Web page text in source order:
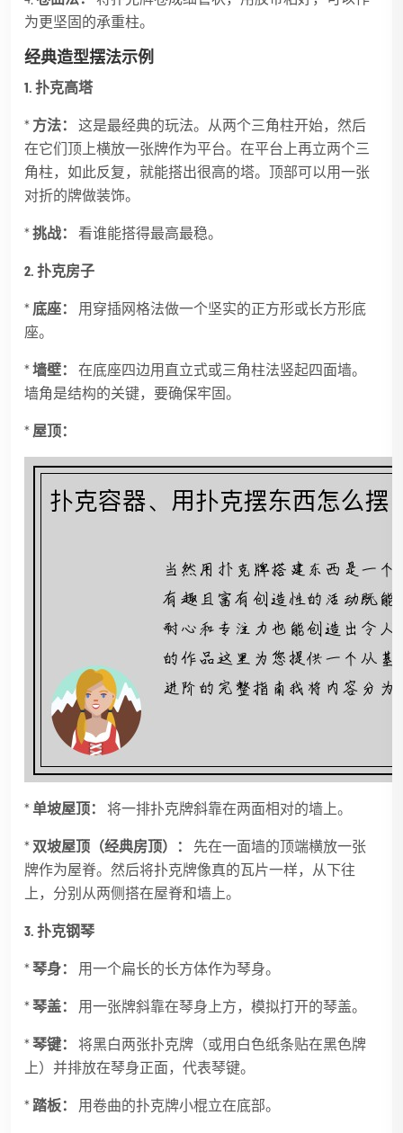
为更坚固的承重柱。
经典造型摆法示例
1. 扑克高塔
* 方法：
这是最经典的玩法。从两个三角柱开始，然后
在它们顶上横放一张牌作为平台。在平台上再立两个三
角柱，如此反复，就能搭出很高的塔。顶部可以用一张
对折的牌做装饰。
*挑战： 看谁能搭得最高最稳。
2. 扑克房子
* 底座：
用穿插网格法做一个坚实的正方形或长方形底
座。
*墙壁：
在底座四边用直立式或三角柱法竖起四面墙。
墙角是结构的关键，要确保牢固。
* 屋顶：
*单坡屋顶： 将一排扑克牌斜靠在两面相对的墙上。
* 双坡屋顶（经典房顶）：
先在一面墙的顶端横放一张
牌作为屋脊。然后将扑克牌像真的瓦片一样，从下往
上，分别从两侧搭在屋脊和墙上。
3. 扑克钢琴
*琴身： 用一个扁长的长方体作为琴身。
*琴盖： 用一张牌斜靠在琴身上方，模拟打开的琴盖。
*琴键：
将黑白两张扑克牌（或用白色纸条贴在黑色牌
上）并排放在琴身正面，代表琴键。
* 踏板： 用卷曲的扑克牌小棍立在底部。